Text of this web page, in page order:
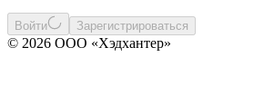
Войти Зарегистрироваться
© 2026 ООО «Хэдхантер»